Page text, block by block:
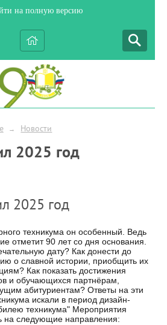
на полную версию
→ Новости
2025 год
2025 год
техникума он особенный. Ведь
отметит 90 лет со дня основания.
дату? Как донести до
о славной истории, приобщить их
Как показать достижения
и обучающихся партнёрам,
абитуриентам? Ответы на эти
искали в период дизайн-
техникума" Мероприятия
на следующие направления: